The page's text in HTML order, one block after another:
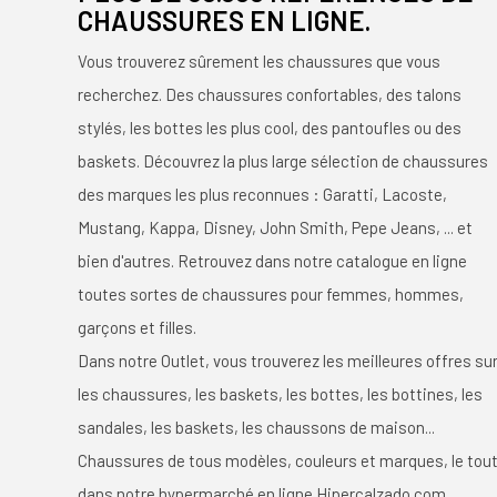
CHAUSSURES EN LIGNE.
Vous trouverez sûrement les chaussures que vous
recherchez. Des chaussures confortables, des talons
stylés, les bottes les plus cool, des pantoufles ou des
baskets. Découvrez la plus large sélection de chaussures
des marques les plus reconnues : Garatti, Lacoste,
Mustang, Kappa, Disney, John Smith, Pepe Jeans, ... et
bien d'autres. Retrouvez dans notre catalogue en ligne
toutes sortes de chaussures pour femmes, hommes,
garçons et filles.
Dans notre Outlet, vous trouverez les meilleures offres sur
les chaussures, les baskets, les bottes, les bottines, les
sandales, les baskets, les chaussons de maison...
Chaussures de tous modèles, couleurs et marques, le tout